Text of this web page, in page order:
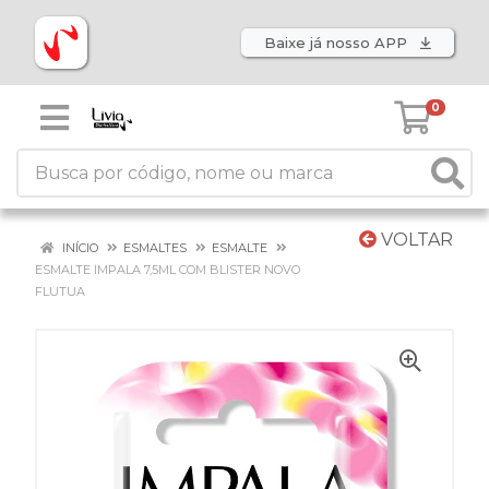
Baixe já nosso APP
0
VOLTAR
INÍCIO ESMALTES
ESMALTE
ESMALTE IMPALA 7,5ML COM BLISTER NOVO
FLUTUA